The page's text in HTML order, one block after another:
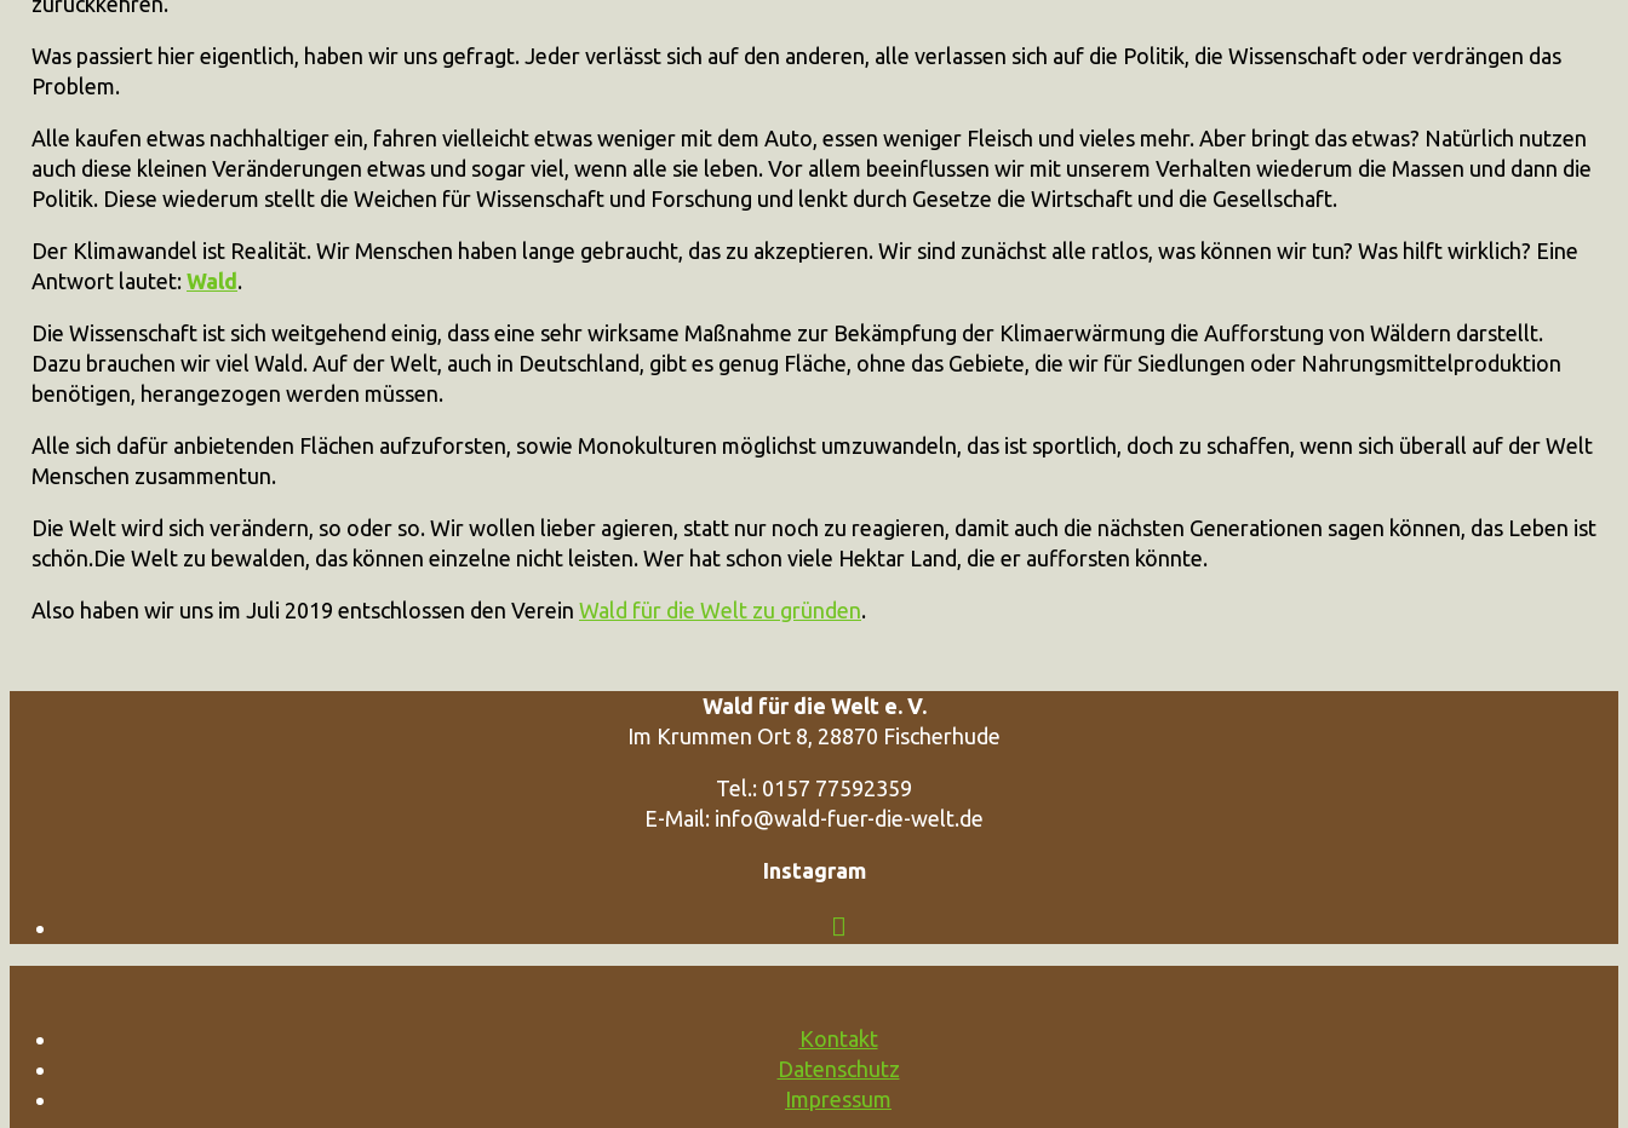
Was passiert hier eigentlich, haben wir uns gefragt. Jeder verlässt sich auf den anderen, alle verlassen sich auf die Politik, die Wissenschaft oder verdrängen das
Problem.
Alle kaufen etwas nachhaltiger ein, fahren vielleicht etwas weniger mit dem Auto, essen weniger Fleisch und vieles mehr. Aber bringt das etwas? Natürlich nutzen
auch diese kleinen Veränderungen etwas und sogar viel, wenn alle sie leben. Vor allem beeinflussen wir mit unserem Verhalten wiederum die Massen und dann die
Politik. Diese wiederum stellt die Weichen für Wissenschaft und Forschung und lenkt durch Gesetze die Wirtschaft und die Gesellschaft.
Der Klimawandel ist Realität. Wir Menschen haben lange gebraucht, das zu akzeptieren. Wir sind zunächst alle ratlos, was können wir tun? Was hilft wirklich? Eine
Antwort lautet: Wald .
Die Wissenschaft ist sich weitgehend einig, dass eine sehr wirksame Maßnahme zur Bekämpfung der Klimaerwärmung die Aufforstung von Wäldern darstellt.
Dazu brauchen wir viel Wald. Auf der Welt, auch in Deutschland, gibt es genug Fläche, ohne das Gebiete, die wir für Siedlungen oder Nahrungsmittelproduktion
benötigen, herangezogen werden müssen.
Alle sich dafür anbietenden Flächen aufzuforsten, sowie Monokulturen möglichst umzuwandeln, das ist sportlich, doch zu schaffen, wenn sich überall auf der Welt
Menschen zusammentun.
Die Welt wird sich verändern, so oder so. Wir wollen lieber agieren, statt nur noch zu reagieren, damit auch die nächsten Generationen sagen können, das Leben ist
schön.Die Welt zu bewalden, das können einzelne nicht leisten. Wer hat schon viele Hektar Land, die er aufforsten könnte.
Also haben wir uns im Juli 2019 entschlossen den Verein Wald für die Welt zu gründen.
Wald für die Welt e. V.
Im Krummen Ort 8, 28870 Fischerhude
Tel.: 0157 77592359
E-Mail: info@wald-fuer-die-welt.de
Instagram
Kontakt
Datenschutz
Impressum